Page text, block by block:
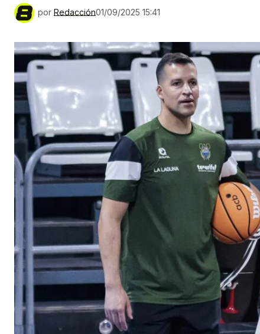
por Redacción01/09/2025 15:41